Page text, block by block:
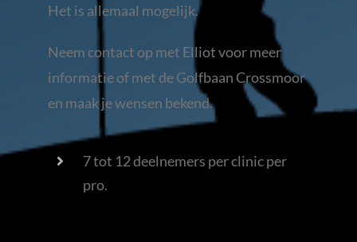
Het is allemaal mogelijk.
Neem contact op met Elliot voor meer
informatie of met de Golfbaan Crossmoor
en maak je wensen bekend.
7 tot 12 deelnemers per clinic per
pro.